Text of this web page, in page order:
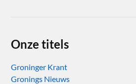
Onze titels
Groninger Krant
Gronings Nieuws